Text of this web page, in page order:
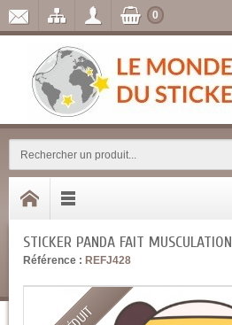
0
STICKER PANDA FAIT MUSCULATION
Référence : REFJ428